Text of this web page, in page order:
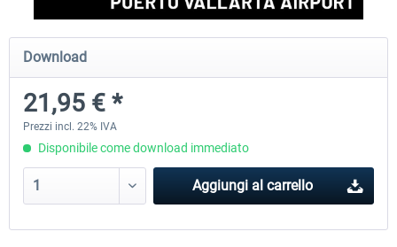
9,22 € *
Download
21,95 € *
Prezzi incl. 22% IVA
Disponibile come download immediato
Aggiungi al carrello